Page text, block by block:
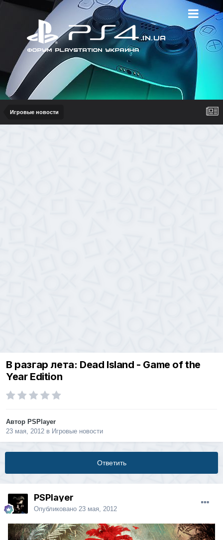
Игровые новости
В разгар лета: Dead Island - Game of the
Year Edition
Автор PSPlayer
23 мая, 2012 в Игровые новости
Ответить
PSPlayer
Опубликовано 23 мая, 2012